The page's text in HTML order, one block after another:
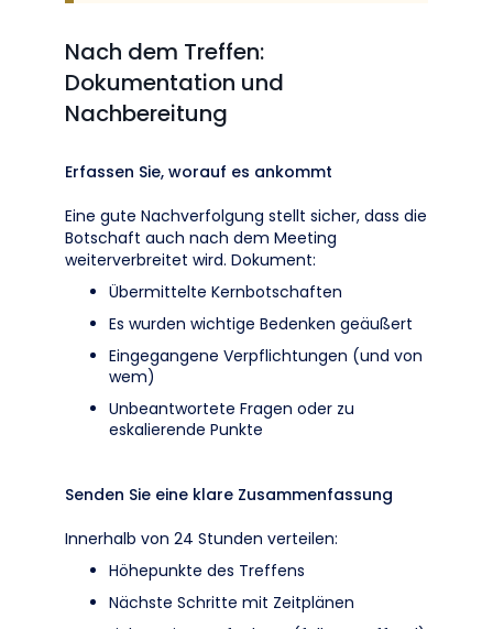
Nach dem Treffen:
Dokumentation und
Nachbereitung
Erfassen Sie, worauf es ankommt
Eine gute Nachverfolgung stellt sicher, dass die
Botschaft auch nach dem Meeting
weiterverbreitet wird. Dokument:
Übermittelte Kernbotschaften
Es wurden wichtige Bedenken geäußert
Eingegangene Verpflichtungen (und von
wem)
Unbeantwortete Fragen oder zu
eskalierende Punkte
Senden Sie eine klare Zusammenfassung
Innerhalb von 24 Stunden verteilen:
Höhepunkte des Treffens
Nächste Schritte mit Zeitplänen